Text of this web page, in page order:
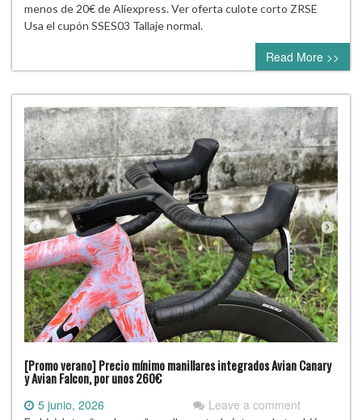
menos de 20€ de Aliexpress. Ver oferta culote corto ZRSE
Usa el cupón SSES03 Tallaje normal.
Read More >>
[Promo verano] Precio mínimo manillares integrados Avian Canary
y Avian Falcon, por unos 260€
5 junio, 2026 Leave a comment